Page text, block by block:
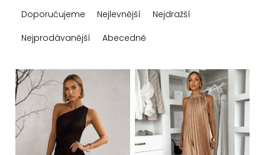
a
n
í
p
r
Doporučujeme Nejlevnější
Nejdražší
Nejprodávanější
Abecedně
V
ý
p
i